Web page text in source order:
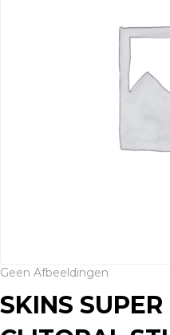
Geen Afbeeldingen
SKINS SUPER